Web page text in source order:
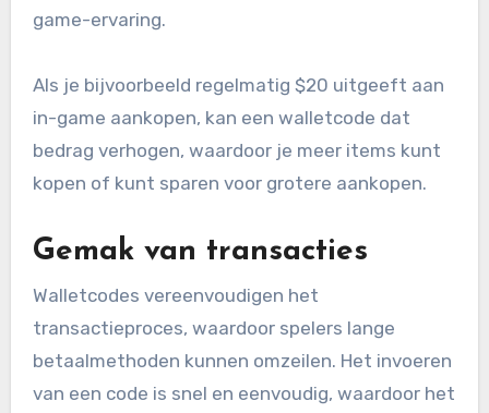
game-ervaring.
Als je bijvoorbeeld regelmatig $20 uitgeeft aan
in-game aankopen, kan een walletcode dat
bedrag verhogen, waardoor je meer items kunt
kopen of kunt sparen voor grotere aankopen.
Gemak van transacties
Walletcodes vereenvoudigen het
transactieproces, waardoor spelers lange
betaalmethoden kunnen omzeilen. Het invoeren
van een code is snel en eenvoudig, waardoor het